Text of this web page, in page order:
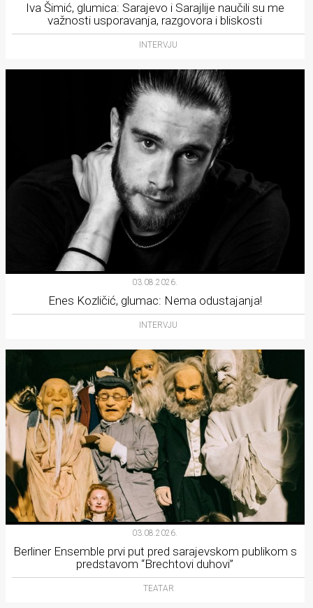
Iva Šimić, glumica: Sarajevo i Sarajlije naučili su me
važnosti usporavanja, razgovora i bliskosti
INTERVJU
03.08.2026.
Enes Kozličić, glumac: Nema odustajanja!
INTERVJU
03.08.2026.
Berliner Ensemble prvi put pred sarajevskom publikom s
predstavom “Brechtovi duhovi”
TEATAR